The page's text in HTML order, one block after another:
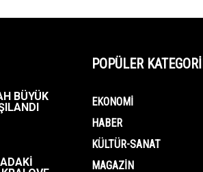
BÜYÜK
POPÜLER
EKONOMI
HABER
KÜLTÜR-SANAT
MAGAZIN